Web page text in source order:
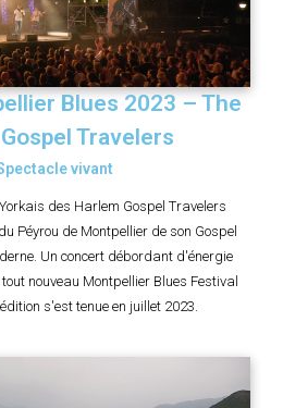
Blues 2023 – The
Travelers
vivant
des Harlem Gospel Travelers
Péyrou de Montpellier de son Gospel
Un concert débordant d'énergie
nouveau Montpellier Blues Festival
s'est tenue en juillet 2023.